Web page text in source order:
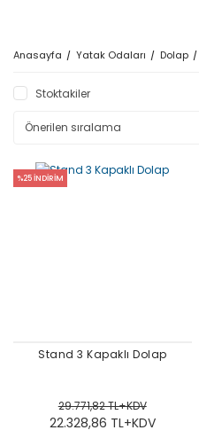
Anasayfa Yatak Odaları Dolap
Stoktakiler
%25 İNDİRİM
Stand 3 Kapaklı Dolap
29.771,82 TL+KDV
22.328,86 TL+KDV